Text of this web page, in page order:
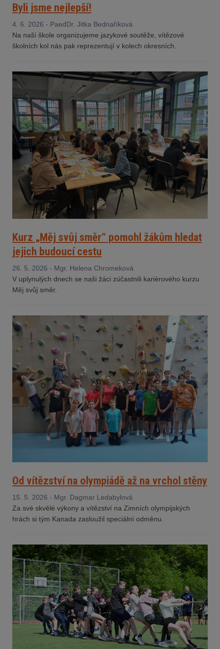
Byli jsme nejlepší!
4. 6. 2026 - PaedDr. Jitka Bednaříková
Na naší škole organizujeme jazykové soutěže, vítězové
školních kol nás pak reprezentují v kolech okresních.
Kurz „Měj svůj směr“ pomohl žákům hledat
jejich budoucí cestu
26. 5. 2026 - Mgr. Helena Chromeková
V uplynulých dnech se naši žáci zúčastnili kariérového kurzu
Měj svůj směr.
Od vítězství na olympiádě až na vrchol stěny
15. 5. 2026 - Mgr. Dagmar Ledabylová
Za své skvělé výkony a vítězství na Zimních olympijských
hrách si tým Kanada zasloužil speciální odměnu.